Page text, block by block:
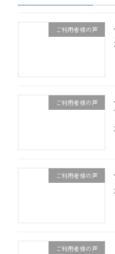
ご利用者様の声
ご利用者様の声
ご利用者様の声
ご利用者様の声